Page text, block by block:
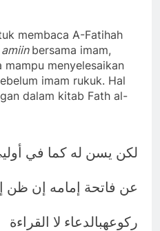
membaca A-Fatihah
amiin bersama imam,
menyelesaikan
imam rukuk. Hal
dalam kitab Fath al-
لكن يسن له كما في
عن فاتحة إمامه إن ظن
ركوعهبالدعاء لا القراءة